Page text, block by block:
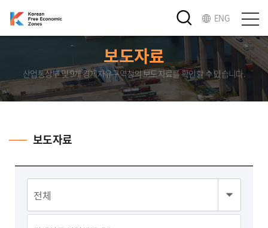
ENG
보도자료
산업통상부 및 9개 경제자유구역청의 보도자료를 확인할 수 있습니다.
보도자료